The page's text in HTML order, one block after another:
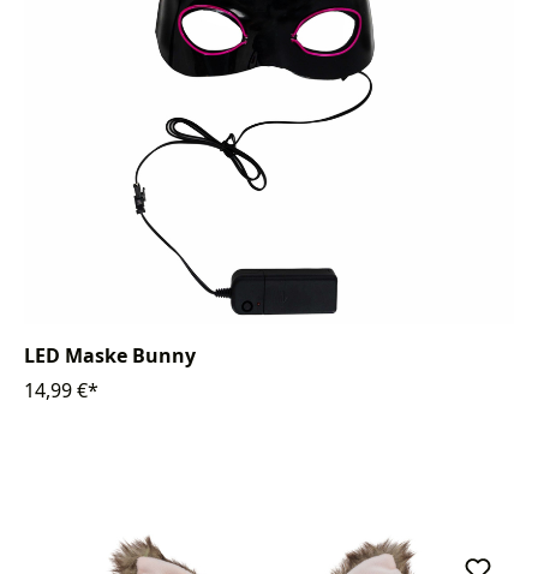
LED Maske Bunny
14,99 €*